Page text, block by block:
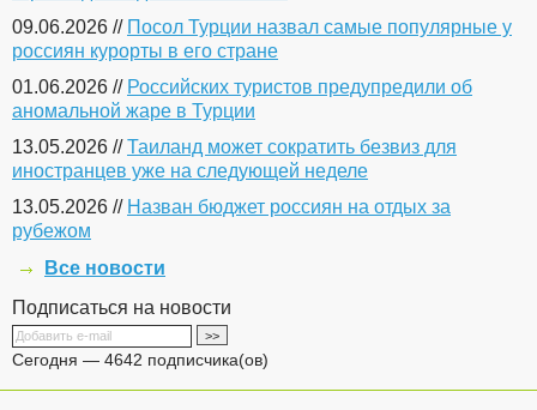
09.06.2026 // Посол Турции назвал самые популярные у
россиян курорты в его стране
01.06.2026 // Российских туристов предупредили об
аномальной жаре в Турции
13.05.2026 //Таиланд может сократить безвиз для
иностранцев уже на следующей неделе
13.05.2026 // Назван бюджет россиян на отдых за
рубежом
Все новости
Подписаться на новости
Сегодня — 4642 подписчика(ов)